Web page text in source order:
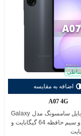
اضافه به مقایسه
A07 4G
گوشی موبایل سامسونگ مدل Galaxy
A07 4G دو سیم حافظه 64 گیگابایت و